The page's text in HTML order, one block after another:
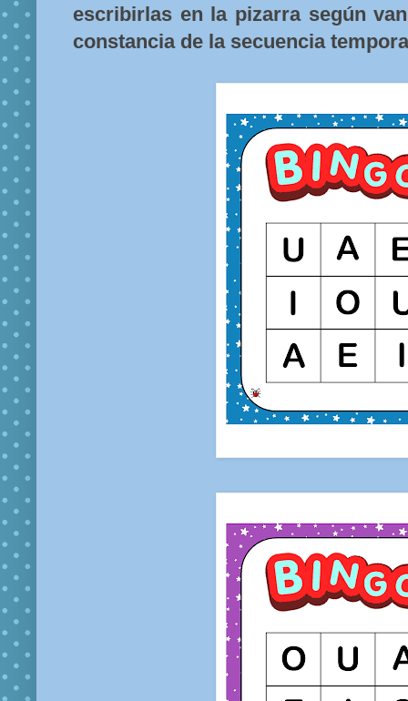
escribirlas en la pizarra según
constancia de la secuencia